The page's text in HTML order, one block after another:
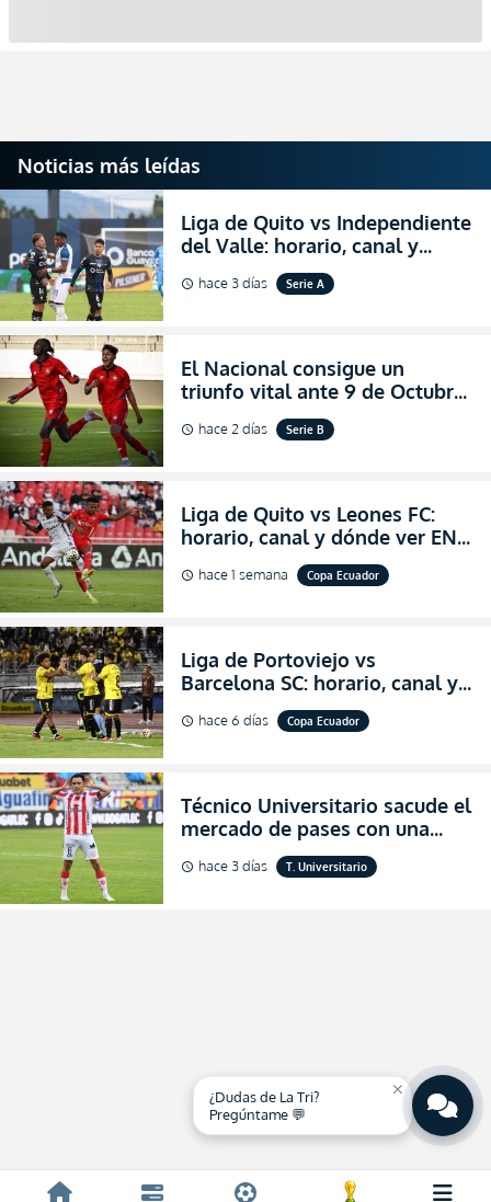
Noticias más leídas
Liga de Quito vs Independiente
del Valle: horario, canal y
dónde ver EN VIVO el
partidazo por la fecha 24 de la
schedule hace 3 días Serie A
El Nacional consigue un
triunfo vital ante 9 de Octubre
para encender la fe en la
salvación
schedule hace 2 días Serie B
Liga de Quito vs Leones FC:
horario, canal y dónde ver EN
VIVO los octavos de final de la
Copa Ecuador 2026
schedule hace 1 semana Copa Ecuador
Liga de Portoviejo vs
Barcelona SC: horario, canal y
dónde ver EN VIVO los octavos
de final de la Copa Ecuador
schedule hace 6 días Copa Ecuador
Técnico Universitario sacude el
mercado de pases con una
verdadera revolución para
asegurar la permanencia
schedule hace 3 días T. Universitario
close
¿Dudas de La Tri?
Pregúntame 💬